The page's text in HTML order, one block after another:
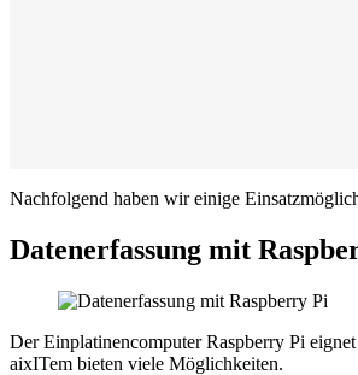
Nachfolgend haben wir einige
Datenerfassung mit
Der Einplatinencomputer Raspberry Pi
aixITem bieten viele Möglichkeiten.